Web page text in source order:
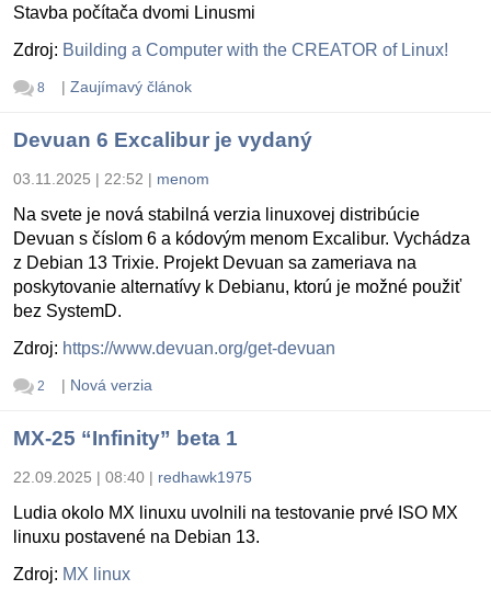
Stavba počítača dvomi Linusmi
Zdroj: Building a Computer with the CREATOR of Linux!
8 | Zaujímavý článok
Devuan 6 Excalibur je vydaný
03.11.2025 | 22:52 | menom
Na svete je nová stabilná verzia linuxovej distribúcie
Devuan s číslom 6 a kódovým menom Excalibur. Vychádza
z Debian 13 Trixie. Projekt Devuan sa zameriava na
poskytovanie alternatívy k Debianu, ktorú je možné použiť
bez SystemD.
Zdroj: https://www.devuan.org/get-devuan
2 | Nová verzia
MX-25 “Infinity” beta 1
22.09.2025 | 08:40 | redhawk1975
Ludia okolo MX linuxu uvolnili na testovanie prvé ISO MX
linuxu postavené na Debian 13.
Zdroj: MX linux